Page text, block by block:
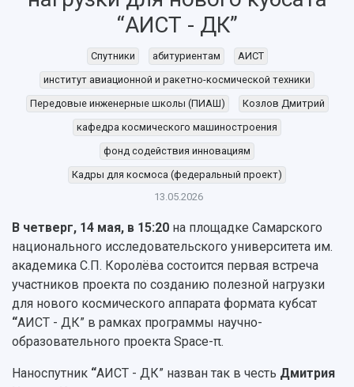
Об университете
Рейтинги
Руководство
Попечительский совет
Ученый совет
Кадровый резерв
Персоналии
Сотрудники и преподаватели
Заслуженные деятели
Структура университета
Кафедры
Главные новости
Объявления
События
СМИ об университете
Пресс-центр
Мы в соцсетях
Мультимедиа
Подкасты
Просветительский проект "Одержимы
Почему я выбираю Самарский университет?
Бакалавриат и специалитет
Магистратура
Аспирантура
Формы обучения
Дополнительное образование
Образовательные программы
Профессорско-преподавательский состав
Расписание занятий
Стипендии
Тестирование иностранных граждан на
Научно-исследовательская деятельность
Основные научные направления
Диссертационные советы
Подготовка научных кадров
Конкурс на замещение должностей научных
Научные проекты и темы
Аспирантура и докторантура
Справочные материалы
Научная инфраструктура
Научно-исследовательские подразделения
Структурная схема управления научно-
Материальная база
“АИСТ - ДК”
Спутники абитуриентам
АИСТ
институт авиационной и ракетно-космической техники
Передовые инженерные школы (ПИАШ)
Козлов Дмитрий
кафедра космического машиностроения
фонд содействия инновациям
Кадры для космоса (федеральный проект)
13.05.2026
В четверг, 14 мая, в 15:20 на площадке Самарского
национального исследовательского университета им.
академика С.П. Королёва состоится первая встреча
участников проекта по созданию полезной нагрузки
для нового космического аппарата формата кубсат
“АИСТ - ДК” в рамках программы научно-
образовательного проекта Space-π.
Наноспутник “АИСТ - ДК” назван так в честь Дмитрия